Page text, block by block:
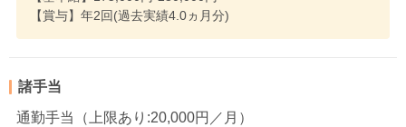
【賞与】年2回(過去実績4.0ヵ月分)
諸手当
通勤手当（上限あり:20,000円／月）